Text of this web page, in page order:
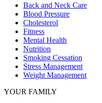
Back and Neck Care
Blood Pressure
Cholesterol
Fitness
Mental Health
Nutrition
Smoking Cessation
Stress Management
Weight Management
YOUR FAMILY